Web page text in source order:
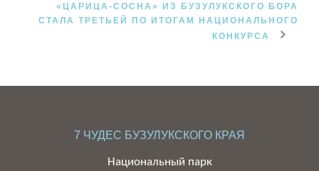
«ЦАРИЦА-СОСНА» ИЗ БУЗУЛУКСКОГО БОРА
СТАЛА ТРЕТЬЕЙ ПО ИТОГАМ НАЦИОНАЛЬНОГО
КОНКУРСА
7 ЧУДЕС БУЗУЛУКСКОГО КРАЯ
Национальный парк